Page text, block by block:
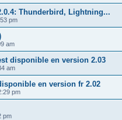
Thunderbird, Lightning...
pm
am
disponible en version 2.03
am
en version fr 2.02
pm
pm